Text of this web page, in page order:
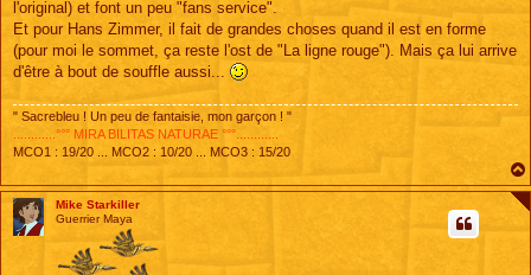
l'original) et font un peu "fans service".
Et pour Hans Zimmer, il fait de grandes choses quand il est en forme
(pour moi le sommet, ça reste l'ost de "La ligne rouge"). Mais ça lui arrive
d'être à bout de souffle aussi...
" Sacrebleu ! Un peu de fantaisie, mon garçon ! "
............°°° MIRA BILITAS NATURAE °°°............
MCO1 : 19/20 ... MCO2 : 10/20 ... MCO3 : 15/20
Mike Starkiller
Guerrier Maya